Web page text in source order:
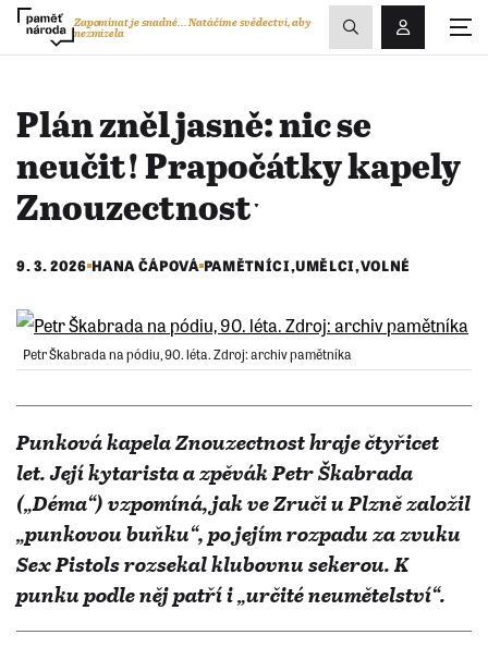
Přihlášení/
Zapomínat je snadné...Natáčíme svědectví, aby
nezmizela
Zobrazit
vyhledávání
Plán zněl jasně: nic se
neučit! Prapočátky kapely
Znouzectnostˑ
9. 3. 2026 HANA ČÁPOVÁ PAMĚTNÍCI,UMĚLCI,VOLNÉ
Petr Škabrada na pódiu, 90. léta. Zdroj: archiv pamětníka
Punková kapela Znouzectnost hraje čtyřicet
let. Její kytarista a zpěvák Petr Škabrada
(„Déma“) vzpomíná, jak ve Zruči u Plzně založil
„punkovou buňku“, po jejím rozpadu za zvuku
Sex Pistols rozsekal klubovnu sekerou. K
punku podle něj patří i „určité neumětelství“.